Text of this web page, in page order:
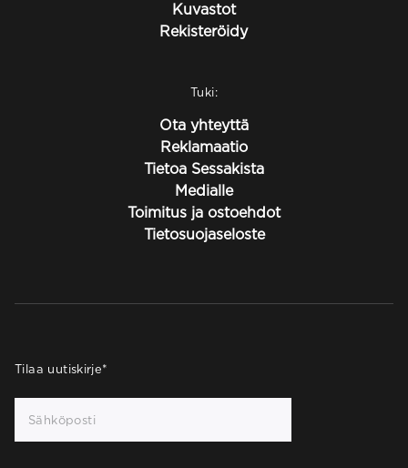
Kuvastot
Rekisteröidy
Tuki:
Ota yhteyttä
Reklamaatio
Tietoa Sessakista
Medialle
Toimitus ja ostoehdot
Tietosuojaseloste
Tilaa uutiskirje*